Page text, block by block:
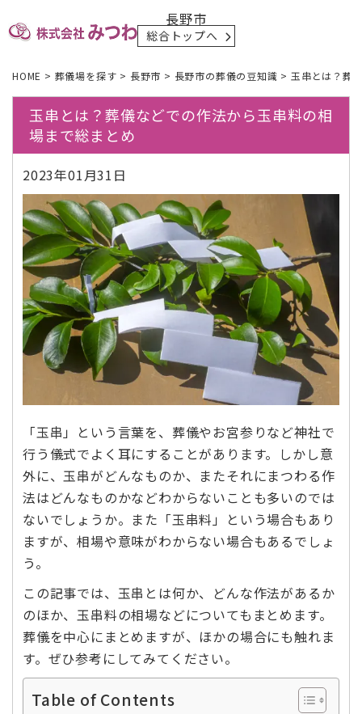
長野市
総合トップへ
HOME > 葬儀場を探す > 長野市 > 長野市の葬儀の豆知識 >玉串とは？葬
玉串とは？葬儀などでの作法から玉串料の相
場まで総まとめ
2023年01月31日
「玉串」という言葉を、葬儀やお宮参りなど神社で
行う儀式でよく耳にすることがあります。しかし意
外に、玉串がどんなものか、またそれにまつわる作
法はどんなものかなどわからないことも多いのでは
ないでしょうか。また「玉串料」という場合もあり
ますが、相場や意味がわからない場合もあるでしょ
う。
この記事では、玉串とは何か、どんな作法があるか
のほか、玉串料の相場などについてもまとめます。
葬儀を中心にまとめますが、ほかの場合にも触れま
す。ぜひ参考にしてみてください。
Table of Contents